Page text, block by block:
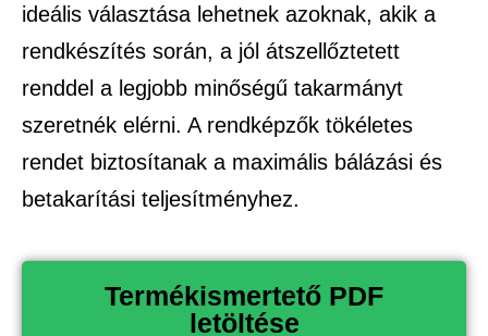
ideális választása lehetnek azoknak, akik a
rendkészítés során, a jól átszellőztetett
renddel a legjobb minőségű takarmányt
szeretnék elérni. A rendképzők tökéletes
rendet biztosítanak a maximális bálázási és
betakarítási teljesítményhez.
Termékismertető PDF
letöltése